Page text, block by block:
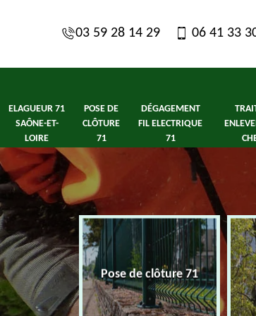
03 59 28 14 29 06 41 33
ELAGUEUR 71
SAÔNE-ET-
LOIRE
POSE DE
CLÔTURE
71
DÉGAGEMENT
FIL ELECTRIQUE
71
Saône-et-
Pose de clôture 71